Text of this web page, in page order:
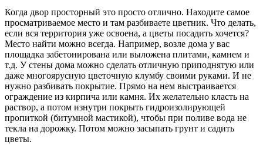
Когда двор просторный это просто отлично. Находите самое
просматриваемое место и там разбиваете цветник. Что делать,
если вся территория уже освоена, а цветы посадить хочется?
Место найти можно всегда. Например, возле дома у вас
площадка забетонирована или выложена плитами, камнем и
т.д. У стены дома можно сделать отличную приподнятую или
даже многоярусную цветочную клумбу своими руками. И не
нужно разбивать покрытие. Прямо на нем выстраивается
ограждение из кирпича или камня. Их желательно класть на
раствор, а потом изнутри покрыть гидроизолирующей
пропиткой (битумной мастикой), чтобы при поливе вода не
текла на дорожку. Потом можно засыпать грунт и садить
цветы.